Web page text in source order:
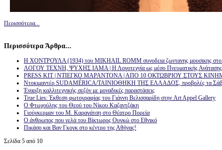
Περισσότερα...
Περισσότερα Άρθρα...
H ΧΟΝΤΡΟΥΛΑ (1934) του MIKHAIL ROMM συνοδεια ζωντανης μουσικης
ΛΟΓΟΥ ΤΕΧΝΗ, ΨΥΧΗΣ ΙΑΜΑ | Η Λογοτεχνία ως μέσο Πνευματικής Ανάτασης
PRESS KIT | ΝΤΙΕΓΚΟ ΜΑΡΑΝΤΟΝΑ | ΑΠΟ 10 ΟΚΤΩΒΡΙΟΥ ΣΤΟΥΣ
Nτοκιμαντέρ SUDAMÉRICA/ΤΑΙΝΙΟΘΗΚΗ ΤΗΣ ΕΛΛΑΔΟΣ, προβολές τα
Έναρξη καλλιτεχνικής σεζόν με μοναδικές παραστάσεις
True Lies: Έκθεση φωτογραφίας του Γιάννη Βελισσαρίδη στην Art Appel Gallery
Ο Φτωχούλης του Θεού του Νίκου Καζαντζάκη
Γιούγκερμαν του Μ. Καραγάτση στο Θέατρο Πορεία
Ο άνθρωπος που γελά του Βίκτωρος Ουγκώ στο Εθνικό
Πικάσο και Βαν Γκογκ στο κέντρο της Αθήνας!
Σελίδα 5 από 10